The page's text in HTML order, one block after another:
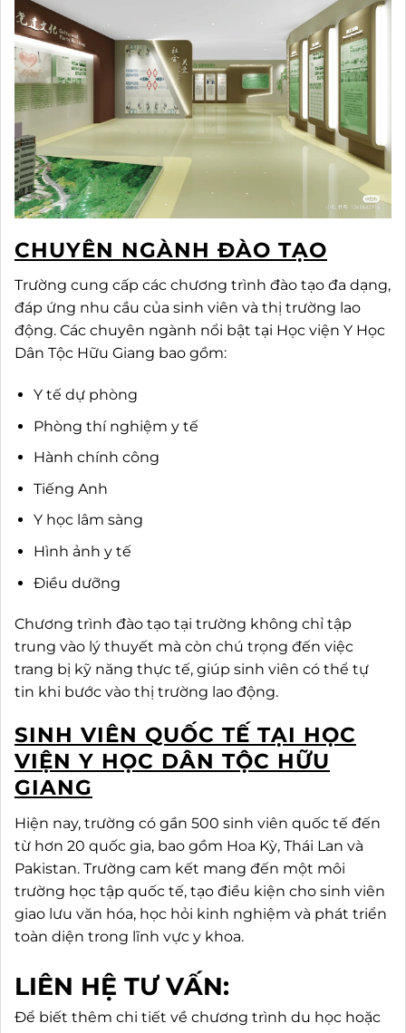
CHUYÊN NGÀNH ĐÀO TẠO
Trường cung cấp các chương trình đào tạo đa dạng,
đáp ứng nhu cầu của sinh viên và thị trường lao
động. Các chuyên ngành nổi bật tại Học viện Y Học
Dân Tộc Hữu Giang bao gồm:
Y tế dự phòng
Phòng thí nghiệm y tế
Hành chính công
Tiếng Anh
Y học lâm sàng
Hình ảnh y tế
Điều dưỡng
Chương trình đào tạo tại trường không chỉ tập
trung vào lý thuyết mà còn chú trọng đến việc
trang bị kỹ năng thực tế, giúp sinh viên có thể tự
tin khi bước vào thị trường lao động.
SINH VIÊN QUỐC TẾ TẠI HỌC
VIỆN Y HỌC DÂN TỘC HỮU
GIANG
Hiện nay, trường có gần 500 sinh viên quốc tế đến
từ hơn 20 quốc gia, bao gồm Hoa Kỳ, Thái Lan và
Pakistan. Trường cam kết mang đến một môi
trường học tập quốc tế, tạo điều kiện cho sinh viên
giao lưu văn hóa, học hỏi kinh nghiệm và phát triển
toàn diện trong lĩnh vực y khoa.
LIÊN HỆ TƯ VẤN:
Để biết thêm chi tiết về chương trình du học hoặc